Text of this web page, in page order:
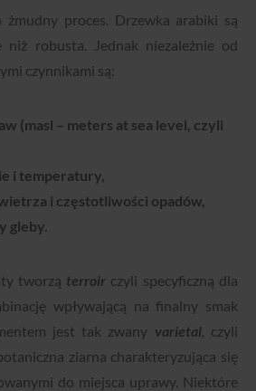
proces. Drzewka arabiki są
niż robusta. Jednak niezależnie od
czynnikami są:
(masl – meters at sea level, czyli
i temperatury,
i częstotliwości opadów,
gleby.
tworzą terroir czyli specyficzną dla
wpływającą na finalny smak
jest tak zwany varietal, czyli
ziarna charakteryzująca się
do miejsca uprawy. Niektóre